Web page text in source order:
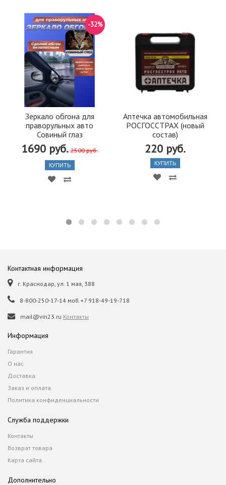
Зеркало обгона для
праворульных авто
Совиный глаз
1690 руб. 2500 руб.
-32%
КУПИТЬ
Аптечка автомобильная
РОСГОССТРАХ (новый
состав)
220 руб.
КУПИТЬ
Контактная информация
г. Краснодар, ул. 1 мая, 388
8-800-250-17-14 моб.+7 918-49-19-718
mail@vin23.ru Контакты
Информация
Гарантия
О нас
Доставка
Заказ и оплата
Политика конфиденциальности
Служба поддержки
Контакты
Возврат товара
Карта сайта
Дополнительно